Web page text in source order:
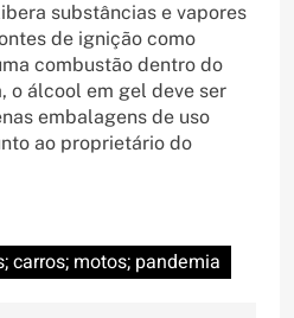
substâncias e vapores
de ignição como
combustão dentro do
o álcool em gel deve ser
embalagens de uso
ao proprietário do
carros; motos; pandemia